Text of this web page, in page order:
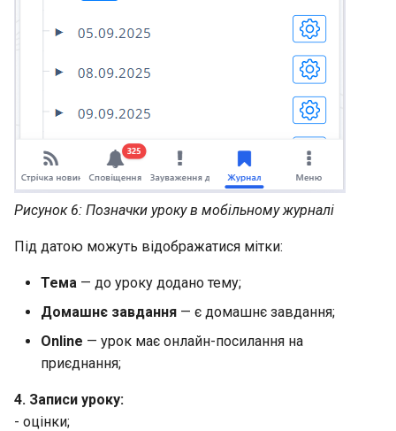
Рисунок 6: Позначки уроку в мобільному журналі
Під датою можуть відображатися мітки:
Тема — до уроку додано тему;
Домашнє завдання — є домашнє завдання;
Online — урок має онлайн-посилання на
приєднання;
4. Записи уроку:
- оцінки;